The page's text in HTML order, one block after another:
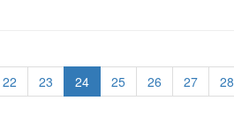
22 23 24 25 26 27 28